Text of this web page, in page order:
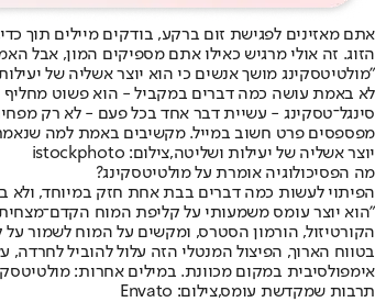
אתם מאזינים לפגישת זום ברקע, בודקים מיילים תוך
הזוג. זה אולי מרגיש כאילו אתם מספיקים המון, אבל
לא באמת עושה כמה דברים במקביל - הוא פשוט
סינגל־טסקינג - עשיית דבר אחד בכל פעם - לא רק
מפספסים פרט חשוב במייל. מקשיבים באמת למה
יוצר אשליה של יעילות ושליטה,צילום: istockphoto
מה הפסיכולוגיה אומרת על מולטיטסקינג?
הפיתוי לעשות כמה דברים בבת אחת חזק במיוחד, ולא
"הוא יוצר עומס משמעותי על קליפת המוח
הקורטיזול, הורמון הסטרס, ומקשים על המוח לשמור על
בטווח הארוך, הפיצול המנטלי הזה עלול להוביל
אימפולסיבית במקום מכוונת. במילים אחרות:
תרבות שמקדשת עומס,צילום: Envato